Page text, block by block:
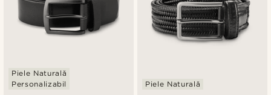
Piele Naturală
Personalizabil
Piele Naturală